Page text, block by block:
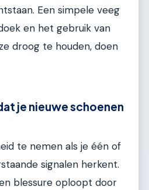
Een simpele veeg
en het gebruik van
droog te houden, doen
je nieuwe schoenen
te nemen als je één of
signalen herkent.
blessure oploopt door